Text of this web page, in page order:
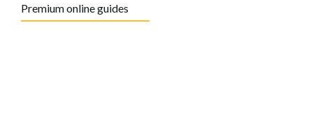
Premium online guides